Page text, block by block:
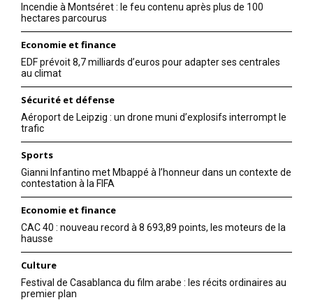
Incendie à Montséret : le feu contenu après plus de 100
hectares parcourus
Economie et finance
EDF prévoit 8,7 milliards d’euros pour adapter ses centrales
au climat
Sécurité et défense
Aéroport de Leipzig : un drone muni d’explosifs interrompt le
trafic
Sports
Gianni Infantino met Mbappé à l’honneur dans un contexte de
contestation à la FIFA
Economie et finance
CAC 40 : nouveau record à 8 693,89 points, les moteurs de la
hausse
Culture
Festival de Casablanca du film arabe : les récits ordinaires au
premier plan